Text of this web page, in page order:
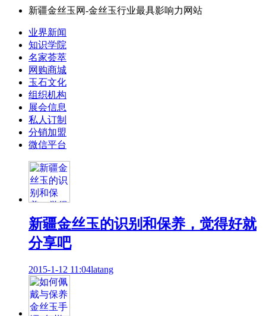
新疆金丝玉网-金丝玉行业最具影响力网站
业界新闻
知识学院
名家荟萃
网购商城
玉石文化
组织机构
展会信息
私人订制
分销加盟
微信平台
新疆金丝玉的识别和保养，觉得好就
分享吧
2015-1-12 11:04latang